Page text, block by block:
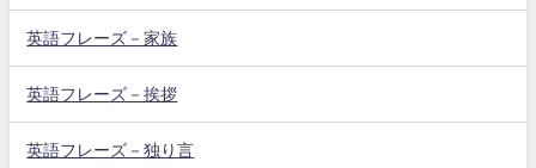
英語フレーズ－家族
英語フレーズ－挨拶
英語フレーズ－独り言